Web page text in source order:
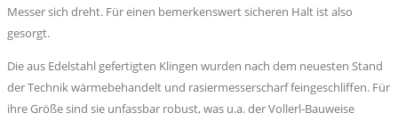
Messer sich dreht. Für einen bemerkenswert sicheren Halt ist also
gesorgt.
Die aus Edelstahl gefertigten Klingen wurden nach dem neuesten Stand
der Technik wärmebehandelt und rasiermesserscharf feingeschliffen. Für
ihre Größe sind sie unfassbar robust, was u.a. der Vollerl-Bauweise